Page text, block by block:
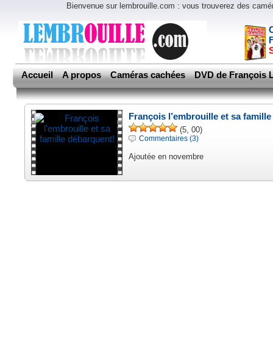
Bienvenue sur lembrouille.com : vous trouverez des
Accueil A propos Caméras cachées DVD de François
François l’embrouille et sa
(5, 00)
Commentaires (3)
Ajoutée en novembre